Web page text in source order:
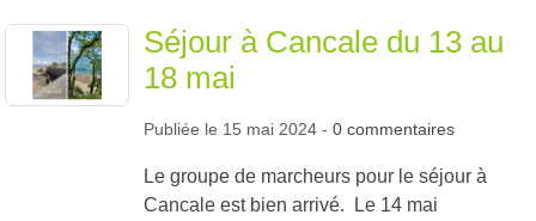
Séjour à Cancale du 13 au
18 mai
Publiée le 15 mai 2024 - 0 commentaires
Le groupe de marcheurs pour le séjour à
Cancale est bien arrivé. Le 14 mai